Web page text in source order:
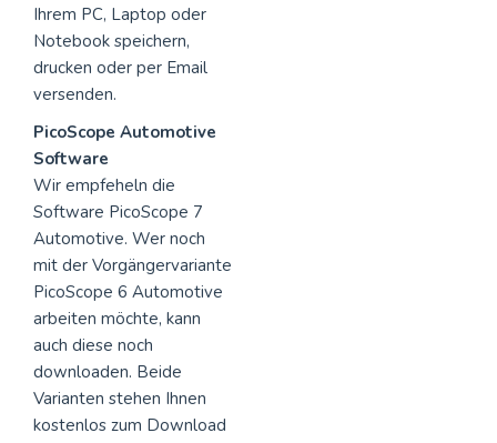
Ihrem PC, Laptop oder
Notebook speichern,
drucken oder per Email
versenden.
PicoScope Automotive
Software
Wir empfeheln die
Software PicoScope 7
Automotive. Wer noch
mit der Vorgängervariante
PicoScope 6 Automotive
arbeiten möchte, kann
auch diese noch
downloaden. Beide
Varianten stehen Ihnen
kostenlos zum Download